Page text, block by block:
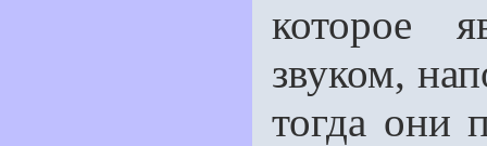
которое
звуком,
тогда они